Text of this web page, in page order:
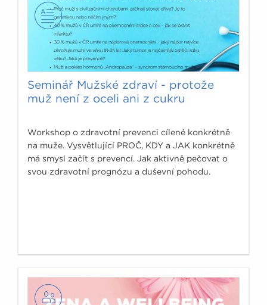
Seminář Mužské zdraví - protože
muž není z oceli ani z cukru
Workshop o zdravotní prevenci cílené konkrétně
na muže. Vysvětlující PROČ, KDY a JAK konkrétně
má smysl začít s prevencí. Jak aktivně pečovat o
svou zdravotní prognózu a duševní pohodu.